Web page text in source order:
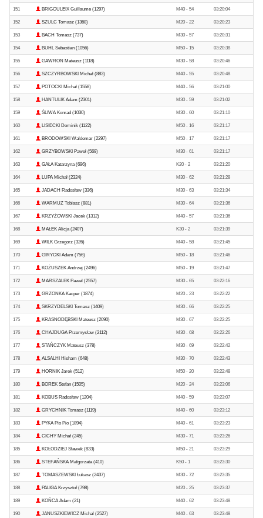
151 BRIGOULEIX Guillaume (1297) M40 - 54 03:20:04
152 SZULC Tomasz (1368) M20 - 22 03:20:23
153 BACH Tomasz (737) M30 - 57 03:20:31
154 BUHL Sebastian (1056) M50 - 15 03:20:38
155 GAWRON Mateusz (1118) M30 - 58 03:20:46
156 SZCZYRBOWSKI Michał (883) M40 - 55 03:20:48
157 POTOCKI Michał (1558) M40 - 56 03:21:00
158 HANTULIK Adam (2301) M30 - 59 03:21:02
159 ŚLIWA Konrad (1030) M30 - 60 03:21:10
160 LISIECKI Dominik (1122) M50 - 16 03:21:17
161 BRODOWSKI Waldemar (2297) M50 - 17 03:21:17
162 GRZYBOWSKI Paweł (569) M30 - 61 03:21:17
163 GAŁA Katarzyna (696) K20 - 2 03:21:20
164 LUPA Michał (2324) M30 - 62 03:21:28
165 JADACH Radosław (336) M30 - 63 03:21:34
166 WARMUZ Tobiasz (881) M30 - 64 03:21:36
167 KRZYŻOWSKI Jacek (1312) M40 - 57 03:21:36
168 MAŁEK Alicja (2407) K30 - 2 03:21:39
169 WILK Grzegorz (326) M40 - 58 03:21:45
170 GIRYCKI Adam (756) M50 - 18 03:21:46
171 KOŻUSZEK Andrzej (2496) M50 - 19 03:21:47
172 MARSZALEK Pawel (2557) M30 - 65 03:22:16
173 GRZONKA Kacper (1874) M20 - 23 03:22:22
174 SKRZYDELSKI Tomasz (1409) M30 - 66 03:22:25
175 KRASNODĘBSKI Mateusz (2090) M30 - 67 03:22:25
176 CHAJDUGA Przemysław (2112) M30 - 68 03:22:26
177 STAŃCZYK Mateusz (378) M30 - 69 03:22:42
178 ALSALHI Hisham (648) M30 - 70 03:22:43
179 HORNIK Jarek (512) M50 - 20 03:22:48
180 BOREK Stefan (1505) M20 - 24 03:23:06
181 KOBUS Radosław (1204) M40 - 59 03:23:07
182 GRYCHNIK Tomasz (1119) M40 - 60 03:23:12
183 PYKA Pio Pio (1894) M40 - 61 03:23:23
184 CICHY Michał (245) M30 - 71 03:23:26
185 KOŁODZIEJ Sławek (833) M50 - 21 03:23:29
186 STEFAŃSKA Małgorzata (410) K50 - 1 03:23:30
187 TOMASZEWSKI Łukasz (2437) M30 - 72 03:23:35
188 PALIGA Krzysztof (798) M20 - 25 03:23:37
189 KOŃCA Adam (21) M40 - 62 03:23:48
190 JANUSZKIEWICZ Michal (2527) M40 - 63 03:23:48